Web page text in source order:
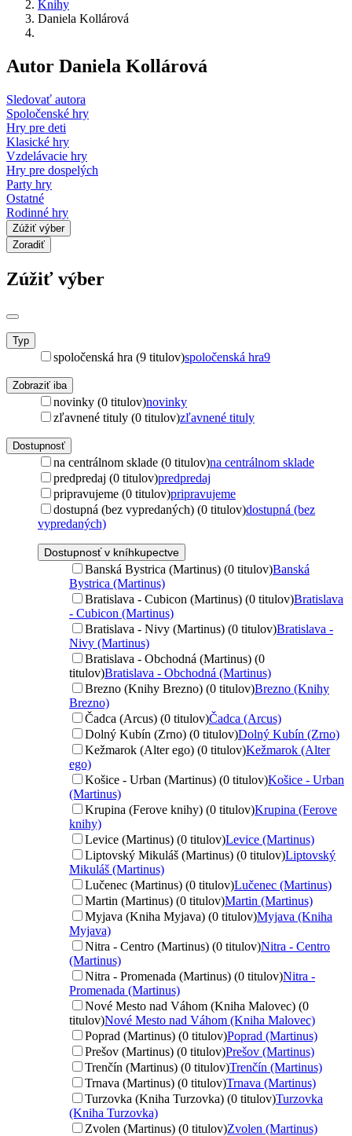
Knihy
Daniela Kollárová
Autor Daniela Kollárová
Sledovať autora
Spoločenské hry
Hry pre deti
Klasické hry
Vzdelávacie hry
Hry pre dospelých
Party hry
Ostatné
Rodinné hry
Zúžiť výber
Zoradiť
Zúžiť výber
Typ
spoločenská hra (9 titulov)spoločenská hra9
Zobraziť iba
novinky (0 titulov)novinky
zľavnené tituly (0 titulov)zľavnené tituly
Dostupnosť
na centrálnom sklade (0 titulov)na centrálnom sklade
predpredaj (0 titulov)predpredaj
pripravujeme (0 titulov)pripravujeme
dostupná (bez vypredaných) (0 titulov)dostupná (bez
vypredaných)
Dostupnosť v kníhkupectve
Banská Bystrica (Martinus) (0 titulov)Banská
Bystrica (Martinus)
Bratislava - Cubicon (Martinus) (0 titulov)Bratislava
- Cubicon (Martinus)
Bratislava - Nivy (Martinus) (0 titulov)Bratislava -
Nivy (Martinus)
Bratislava - Obchodná (Martinus) (0
titulov)Bratislava - Obchodná (Martinus)
Brezno (Knihy Brezno) (0 titulov)Brezno (Knihy
Brezno)
Čadca (Arcus) (0 titulov)Čadca (Arcus)
Dolný Kubín (Zrno) (0 titulov)Dolný Kubín (Zrno)
Kežmarok (Alter ego) (0 titulov)Kežmarok (Alter
ego)
Košice - Urban (Martinus) (0 titulov)Košice - Urban
(Martinus)
Krupina (Ferove knihy) (0 titulov)Krupina (Ferove
knihy)
Levice (Martinus) (0 titulov)Levice (Martinus)
Liptovský Mikuláš (Martinus) (0 titulov)Liptovský
Mikuláš (Martinus)
Lučenec (Martinus) (0 titulov)Lučenec (Martinus)
Martin (Martinus) (0 titulov)Martin (Martinus)
Myjava (Kniha Myjava) (0 titulov)Myjava (Kniha
Myjava)
Nitra - Centro (Martinus) (0 titulov)Nitra - Centro
(Martinus)
Nitra - Promenada (Martinus) (0 titulov)Nitra -
Promenada (Martinus)
Nové Mesto nad Váhom (Kniha Malovec) (0
titulov)Nové Mesto nad Váhom (Kniha Malovec)
Poprad (Martinus) (0 titulov)Poprad (Martinus)
Prešov (Martinus) (0 titulov)Prešov (Martinus)
Trenčín (Martinus) (0 titulov)Trenčín (Martinus)
Trnava (Martinus) (0 titulov)Trnava (Martinus)
Turzovka (Kniha Turzovka) (0 titulov)Turzovka
(Kniha Turzovka)
Zvolen (Martinus) (0 titulov)Zvolen (Martinus)